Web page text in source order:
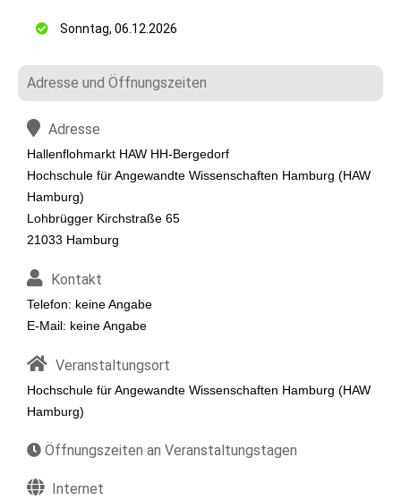
Sonntag, 06.12.2026
Adresse und Öffnungszeiten
Adresse
Hallenflohmarkt HAW HH-Bergedorf
Hochschule für Angewandte Wissenschaften Hamburg (HAW
Hamburg)
Lohbrügger Kirchstraße 65
21033 Hamburg
Kontakt
Telefon: keine Angabe
E-Mail: keine Angabe
Veranstaltungsort
Hochschule für Angewandte Wissenschaften Hamburg (HAW
Hamburg)
Öffnungszeiten an Veranstaltungstagen
Internet